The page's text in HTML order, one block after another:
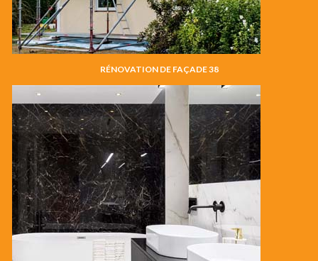
RÉNOVATION DE FAÇADE 38